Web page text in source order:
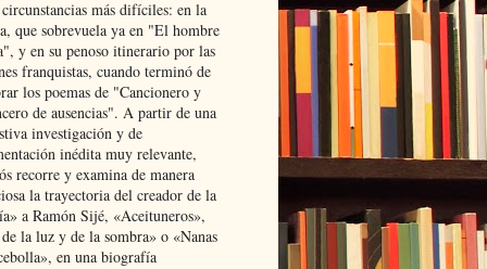
más difíciles: en la
que sobrevuela ya en "El hombre
y en su penoso itinerario por las
franquistas, cuando terminó de
los poemas de "Cancionero y
de ausencias". A partir de una
investigación y de
inédita muy relevante,
recorre y examina de manera
la trayectoria del creador de la
a Ramón Sijé, «Aceituneros»,
la luz y de la sombra» o «Nanas
en una biografía